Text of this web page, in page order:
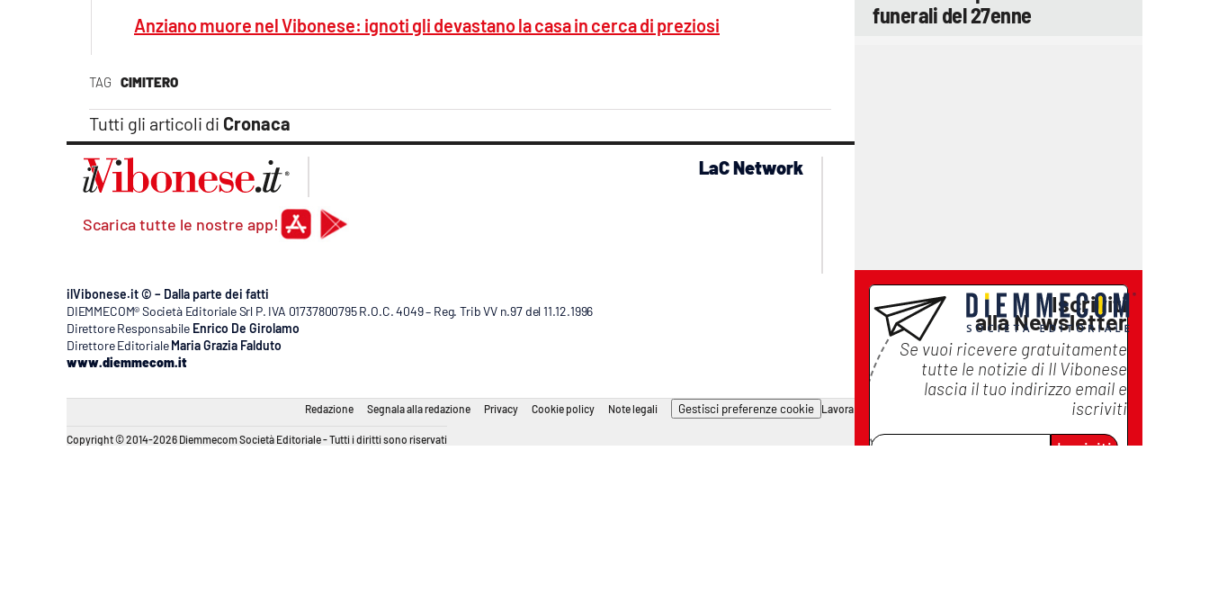
TAG CIMITERO
Tutti gli articoli di Cronaca
Anziano muore nel Vibonese: ignoti gli devastano la casa in cerca di preziosi
funerali del 27enne
Iscriviti
alla Newsletter
Se vuoi ricevere gratuitamente
tutte le notizie di Il Vibonese
lascia il tuo indirizzo email e
iscriviti
Iscriviti
Scarica tutte le nostre app!
LaC Network
ilVibonese.it © – Dalla parte dei fatti
DIEMMECOM® Società Editoriale Srl P. IVA 01737800795 R.O.C. 4049 – Reg. Trib VV n.97 del 11.12.1996
Direttore Responsabile Enrico De Girolamo
Direttore Editoriale Maria Grazia Falduto
www.diemmecom.it
Redazione Segnala alla redazione Privacy Cookie policy Note legali Gestisci preferenze cookie Lavora con noi
Copyright © 2014-2026 Diemmecom Società Editoriale - Tutti i diritti sono riservati